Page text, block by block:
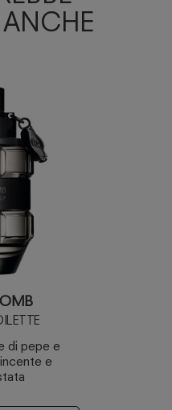
ANCHE
di pepe e
e